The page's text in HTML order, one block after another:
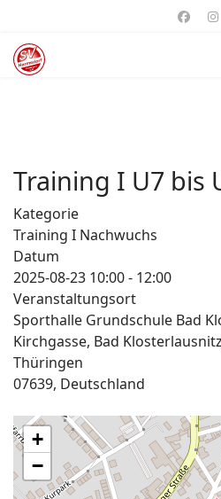
Training I U7 bis
Kategorie
Training I Nachwuchs
Datum
2025-08-23 10:00- 12:00
Veranstaltungsort
Sporthalle Grundschule Bad
Kirchgasse, Bad
Thüringen
07639, Deutschland
+
−